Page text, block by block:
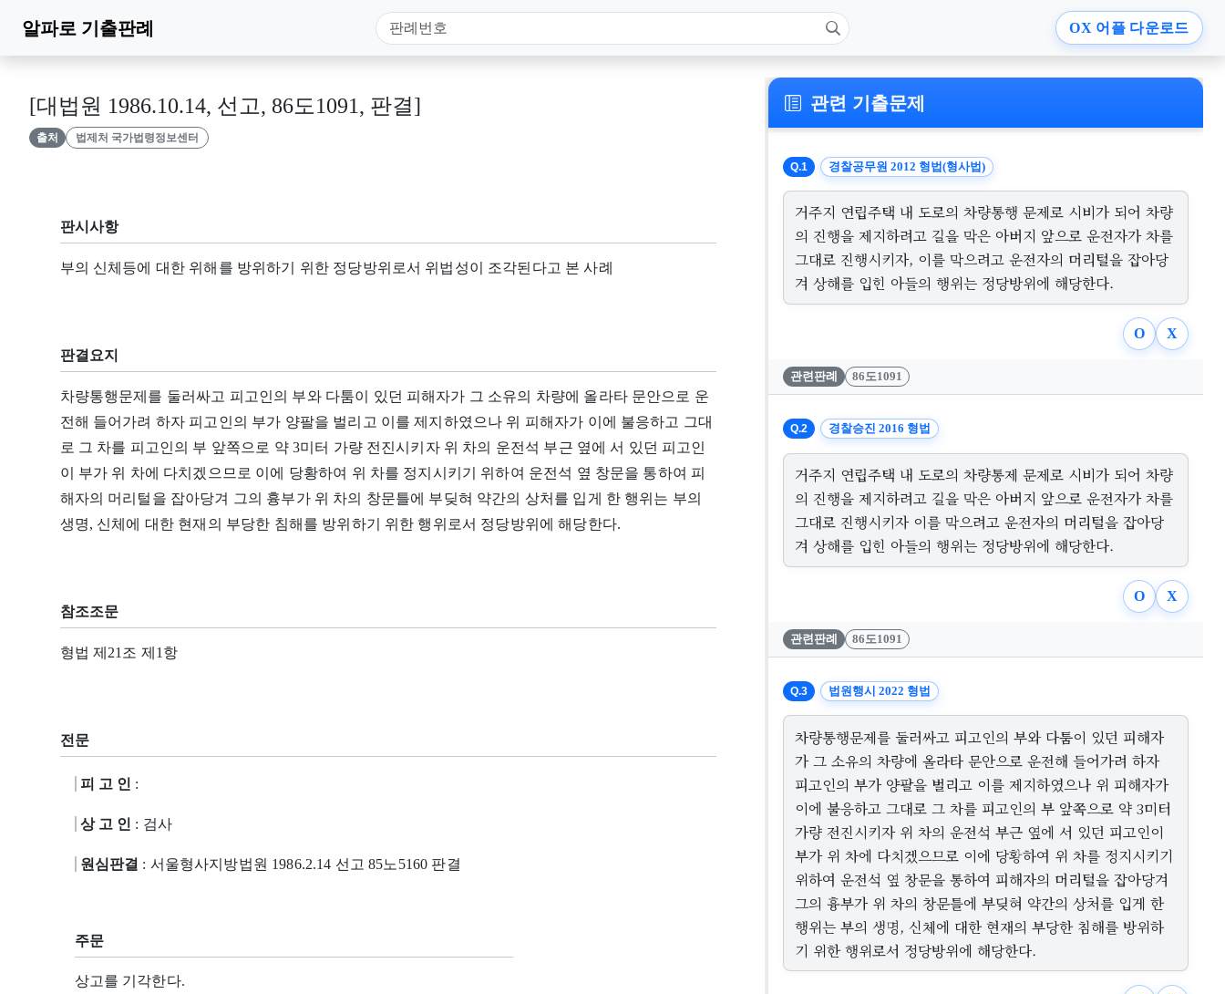
알파로 기출판례 OX 어플 다운로드
[대법원 1986.10.14, 선고, 86도1091, 판결]
출처 법제처 국가법령정보센터
판시사항
부의 신체등에 대한 위해를 방위하기 위한 정당방위로서 위법성이 조각된다고 본 사례
판결요지
차량통행문제를 둘러싸고 피고인의 부와 다툼이 있던 피해자가 그 소유의 차량에 올라타 문안으로 운
전해 들어가려 하자 피고인의 부가 양팔을 벌리고 이를 제지하였으나 위 피해자가 이에 불응하고 그대
로 그 차를 피고인의 부 앞쪽으로 약 3미터 가량 전진시키자 위 차의 운전석 부근 옆에 서 있던 피고인
이 부가 위 차에 다치겠으므로 이에 당황하여 위 차를 정지시키기 위하여 운전석 옆 창문을 통하여 피
해자의 머리털을 잡아당겨 그의 흉부가 위 차의 창문틀에 부딪혀 약간의 상처를 입게 한 행위는 부의
생명, 신체에 대한 현재의 부당한 침해를 방위하기 위한 행위로서 정당방위에 해당한다.
참조조문
형법 제21조 제1항
전문
피 고 인 :
상 고 인 : 검사
원심판결 : 서울형사지방법원 1986.2.14 선고 85노5160 판결
주문
상고를 기각한다.
관련 기출문제
Q.1 경찰공무원 2012 형법(형사법)
거주지 연립주택 내 도로의 차량통행 문제로 시비가 되어 차량
의 진행을 제지하려고 길을 막은 아버지 앞으로 운전자가 차를
그대로 진행시키자, 이를 막으려고 운전자의 머리털을 잡아당
겨 상해를 입힌 아들의 행위는 정당방위에 해당한다.
O X
관련판례 86도1091
Q.2 경찰승진 2016 형법
거주지 연립주택 내 도로의 차량통제 문제로 시비가 되어 차량
의 진행을 제지하려고 길을 막은 아버지 앞으로 운전자가 차를
그대로 진행시키자 이를 막으려고 운전자의 머리털을 잡아당
겨 상해를 입힌 아들의 행위는 정당방위에 해당한다.
O X
관련판례 86도1091
Q.3 법원행시 2022 형법
차량통행문제를 둘러싸고 피고인의 부와 다툼이 있던 피해자
가 그 소유의 차량에 올라타 문안으로 운전해 들어가려 하자
피고인의 부가 양팔을 벌리고 이를 제지하였으나 위 피해자가
이에 불응하고 그대로 그 차를 피고인의 부 앞쪽으로 약 3미터
가량 전진시키자 위 차의 운전석 부근 옆에 서 있던 피고인이
부가 위 차에 다치겠으므로 이에 당황하여 위 차를 정지시키기
위하여 운전석 옆 창문을 통하여 피해자의 머리털을 잡아당겨
그의 흉부가 위 차의 창문틀에 부딪혀 약간의 상처를 입게 한
행위는 부의 생명, 신체에 대한 현재의 부당한 침해를 방위하
기 위한 행위로서 정당방위에 해당한다.